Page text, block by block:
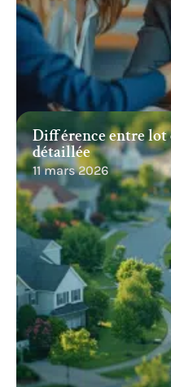
Différence entre
détaillée
11 mars 2026
Recherche